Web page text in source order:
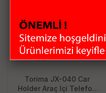
Torima JX-040 Car
Holder Araç Içi Telefon